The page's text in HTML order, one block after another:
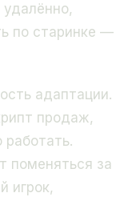
по старинке —
адаптации.
продаж,
работать.
поменяться за
игрок,